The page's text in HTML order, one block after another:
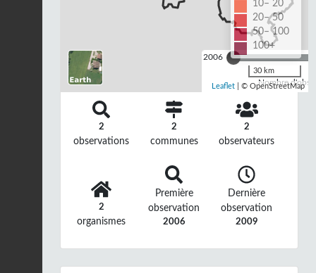
2006
Nombre
10– 20
20– 50
50– 100
100+
30 km
Leaflet | © OpenStreetMap
2
observations
2
communes
2
observateurs
2
organismes
Première
observation
2006
Dernière
observation
2009